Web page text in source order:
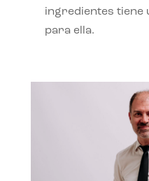
ingredientes tiene
para ella.